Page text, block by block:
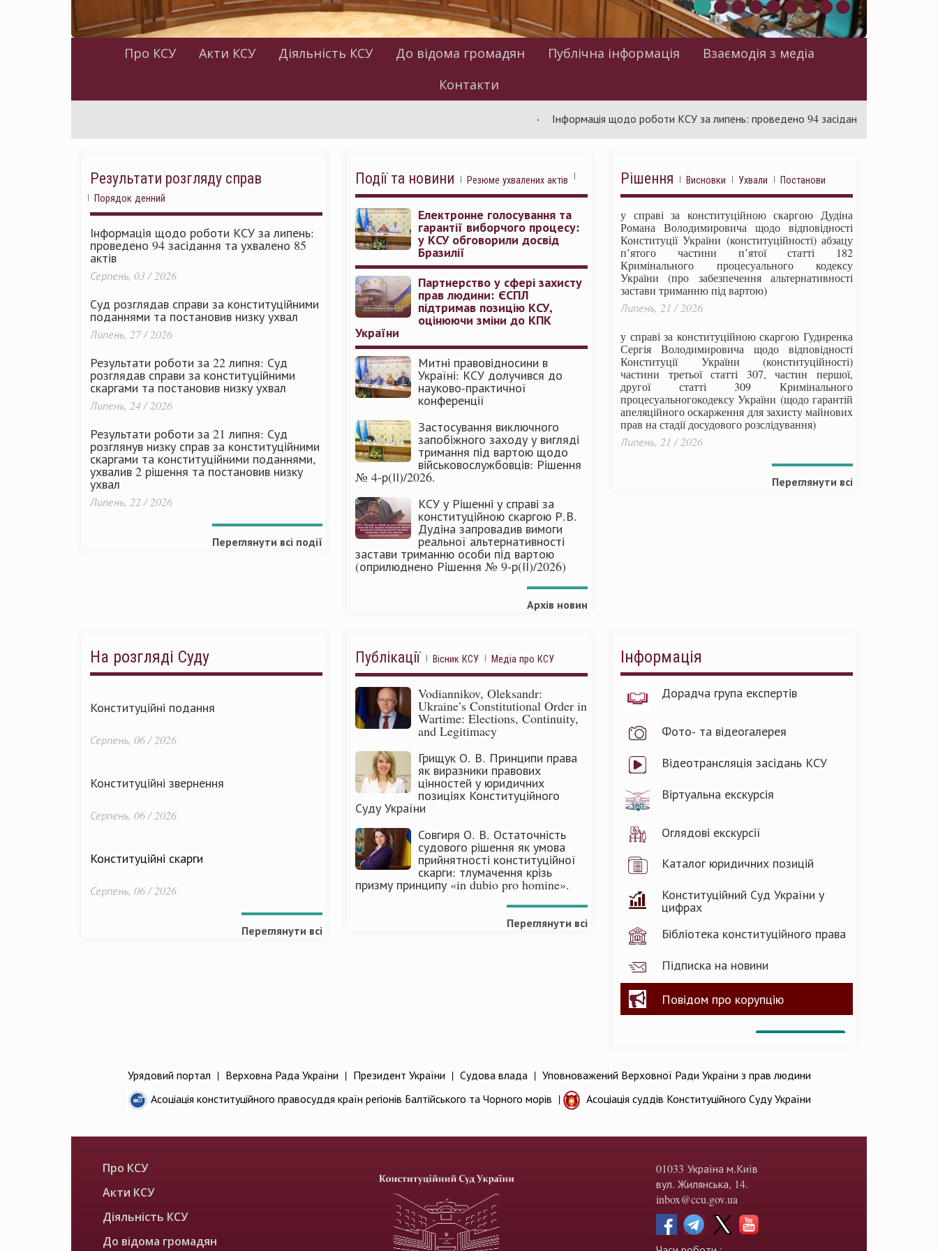
Про КСУ Акти КСУ Діяльність КСУ До відома громадян Публічна інформація
Взаємодія з медіа
Контакти
Інформація щодо роботи КСУ за липень: проведено 94 засідання та ухвалено 85 актів
Результати розгляду справ
Порядок денний
Інформація щодо роботи КСУ за липень:
проведено 94 засідання та ухвалено 85
актів
Серпень, 03 / 2026
Суд розглядав справи за конституційними
поданнями та постановив низку ухвал
Липень, 27 / 2026
Результати роботи за 22 липня: Суд
розглядав справи за конституційними
скаргами та постановив низку ухвал
Липень, 24 / 2026
Результати роботи за 21 липня: Суд
розглянув низку справ за конституційними
скаргами та конституційними поданнями,
ухвалив 2 рішення та постановив низку
ухвал
Липень, 22 / 2026
Переглянути всі події
Події та новини Резюме ухвалених актів
Електронне голосування та
гарантії виборчого процесу:
у КСУ обговорили досвід
Бразилії
Партнерство у сфері захисту
прав людини: ЄСПЛ
підтримав позицію КСУ,
оцінюючи зміни до КПК
України
Митні правовідносини в
Україні: КСУ долучився до
науково-практичної
конференції
Застосування виключного
запобіжного заходу у вигляді
тримання під вартою щодо
військовослужбовців: Рішення
№ 4-р(ІІ)/2026.
КСУ у Рішенні у справі за
конституційною скаргою Р.В.
Дудіна запровадив вимоги
реальної альтернативності
застави триманню особи під вартою
(оприлюднено Рішення № 9-р(ІІ)/2026)
Архів новин
Рішення Висновки Ухвали Постанови
у справі за конституційною скаргою Дудіна
Романа Володимировича щодо відповідності
Конституції України (конституційності) абзацу
п’ятого частини п’ятої статті 182
Кримінального процесуального кодексу
України (про забезпечення альтернативності
застави триманню під вартою)
Липень, 21 / 2026
у справі за конституційною скаргою Гудиренка
Сергія Володимировича щодо відповідності
Конституції України (конституційності)
частини третьої статті 307, частин першої,
другої статті 309 Кримінального
процесуальногокодексу України (щодо гарантій
апеляційного оскарження для захисту майнових
прав на стадії досудового розслідування)
Липень, 21 / 2026
Переглянути всі
На розгляді Суду
Конституційні подання
Серпень, 06 / 2026
Конституційні звернення
Серпень, 06 / 2026
Конституційні скарги
Серпень, 06 / 2026
Переглянути всі
Публікації Вісник КСУ Медіа про КСУ
Vodiannikov, Oleksandr:
Ukraine’s Constitutional Order in
Wartime: Elections, Continuity,
and Legitimacy
Грищук О. В. Принципи права
як виразники правових
цінностей у юридичних
позиціях Конституційного
Суду України
Совгиря О. В. Остаточність
судового рішення як умова
прийнятності конституційної
скарги: тлумачення крізь
призму принципу «in dubio pro homine».
Переглянути всі
Інформація
Дорадча група експертів
Фото- та відеогалерея
Відеотрансляція засідань КСУ
Віртуальна екскурсія
Оглядові екскурсії
Каталог юридичних позицій
Конституційний Суд України у
цифрах
Бібліотека конституційного права
Підписка на новини
Повідом про корупцію
Урядовий портал | Верховна Рада України | Президент України | Судова влада | Уповноважений Верховної Ради України з прав людини
Асоціація конституційного правосуддя країн регіонів Балтійського та Чорного морів | Асоціація суддів Конституційного Суду України
Про КСУ
Акти КСУ
Діяльність КСУ
До відома громадян
01033 Україна м.Київ
вул. Жилянська, 14.
inbox@ccu.gov.ua